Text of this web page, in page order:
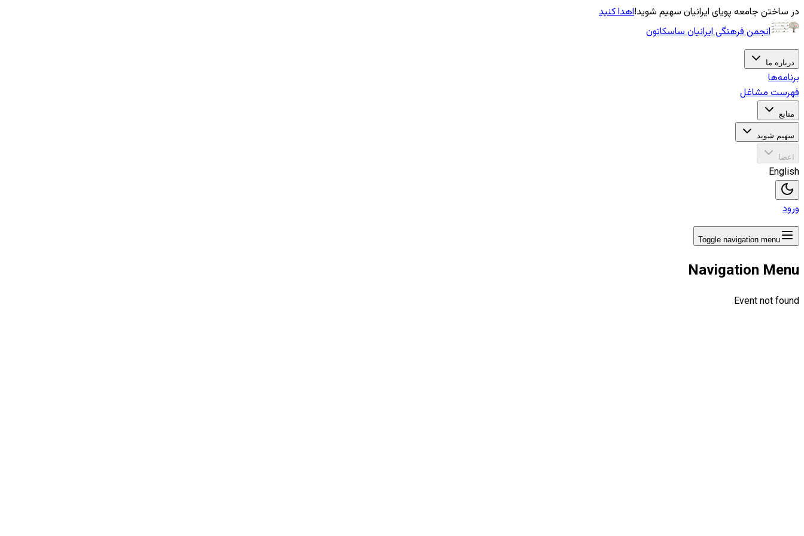
در ساختن جامعه پویای ایرانیان سهیم شوید!اهدا کنید
انجمن فرهنگی ایرانیان ساسکاتون
درباره ما
برنامه‌ها
فهرست مشاغل
منابع
سهیم شوید
اعضا
English
ورود
Toggle navigation menu
Navigation Menu
Event not found